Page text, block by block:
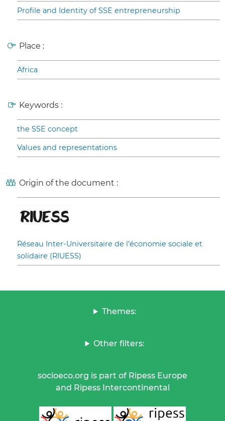
Profile and Identity of SSE entrepreneurship
Place :
Africa
Keywords :
the SSE concept
Values and representations
Origin of the document :
Réseau Inter-Universitaire de l’économie sociale et
solidaire (RIUESS)
Themes:
Other filters:
socioeco.org is part of Ripess Europe
and Ripess Intercontinental